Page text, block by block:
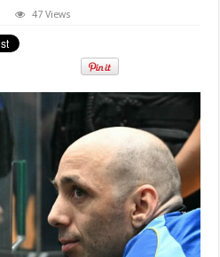
47 Views